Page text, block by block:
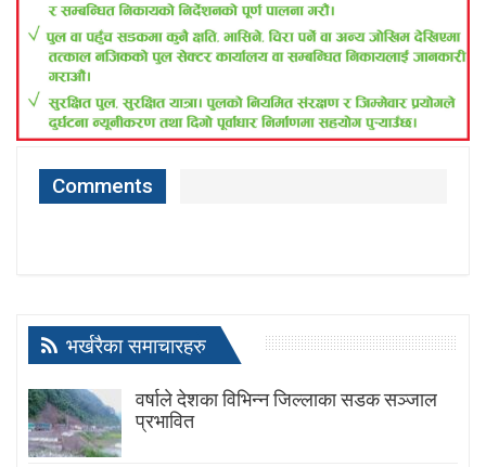
Comments
भर्खरैका समाचारहरु
वर्षाले देशका विभिन्न जिल्लाका सडक सञ्जाल
प्रभावित